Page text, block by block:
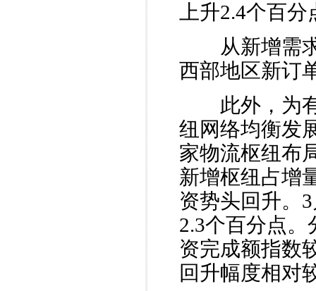
上升2.4个百
从新增需求
西部地区新订
此外，为有
纽网络均衡发
家物流枢纽布
新增枢纽占增
资势头回升。
2.3个百分点
资完成额指数
回升幅度相对